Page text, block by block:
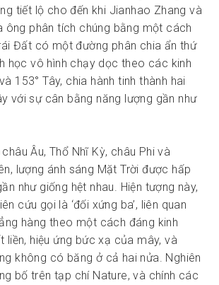
tiết lộ cho đến khi Jianhao Zhang và
ông phân tích chúng bằng một cách
Đất có một đường phân chia ẩn thứ
học vô hình chạy dọc theo các kinh
153° Tây, chia hành tinh thành hai
với sự cân bằng năng lượng gần như
Âu, Thổ Nhĩ Kỳ, châu Phi và
lượng ánh sáng Mặt Trời được hấp
như giống hệt nhau. Hiện tượng này,
cứu gọi là ‘đối xứng ba’, liên quan
hàng theo một cách đáng kinh
liền, hiệu ứng bức xạ của mây, và
không có băng ở cả hai nửa. Nghiên
bố trên tạp chí Nature, và chính các